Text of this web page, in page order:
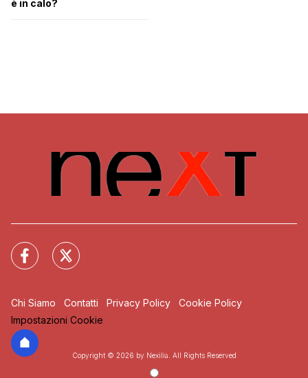
è in calo?
Chi Siamo Contatti Privacy Policy
Cookie Policy
Impostazioni Cookie
Copyright © 2026 by Nexilia. All Rights Reserved